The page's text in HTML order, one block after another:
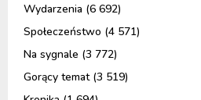
Wydarzenia (6 692)
Społeczeństwo (4 571)
Na sygnale (3 772)
Gorący temat(3 519)